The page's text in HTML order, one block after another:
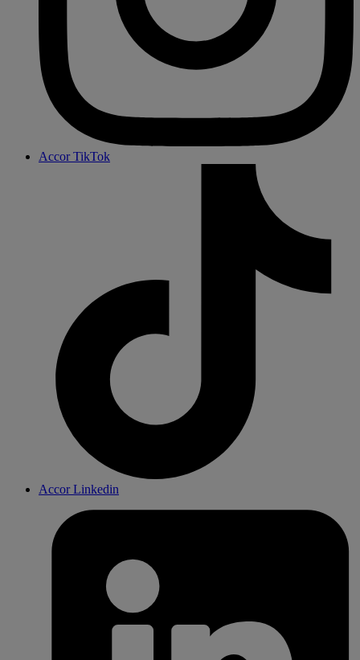
Accor TikTok
Accor Linkedin